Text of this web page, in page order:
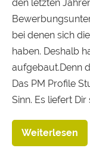
den letzten
bei denen sich
haben. Deshalb
aufgebaut.Denn
Das PM Profile
Sinn. Es liefert
Weiterlesen